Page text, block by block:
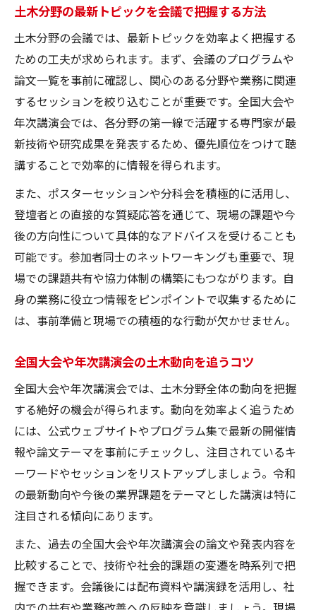
秘訣
過去の土木全国大会論文から学ぶ発表戦略
土木会議で評価される論文のポイント整理
土木分野の論文発表準備で注意すべき点
会議室活用で土木論文ディスカッションを
深める
土木分野の全国大会参加がもたらす価値
土木全国大会参加が研究と実務に与える効
土木学会の会員特典が全国大会で活きる場
面
最新の土木技術を全国大会で体感する意義
土木会議参加で得られるネットワーク構築
術
最前線の土木技術が学べる会議とは
土木会議で学べる最先端技術の魅力を紹介
土木学会の年次講演会で得る最新技術情報
会議参加で土木分野の研究動向を把握する
由
土木学会委員会主催の技術セッションの活
土木分野の最新トピックを会議で把握する方法
土木分野の会議では、最新トピックを効率よく把握する
ための工夫が求められます。まず、会議のプログラムや
論文一覧を事前に確認し、関心のある分野や業務に関連
するセッションを絞り込むことが重要です。全国大会や
年次講演会では、各分野の第一線で活躍する専門家が最
新技術や研究成果を発表するため、優先順位をつけて聴
講することで効率的に情報を得られます。
また、ポスターセッションや分科会を積極的に活用し、
登壇者との直接的な質疑応答を通じて、現場の課題や今
後の方向性について具体的なアドバイスを受けることも
可能です。参加者同士のネットワーキングも重要で、現
場での課題共有や協力体制の構築にもつながります。自
身の業務に役立つ情報をピンポイントで収集するために
は、事前準備と現場での積極的な行動が欠かせません。
全国大会や年次講演会の土木動向を追うコツ
全国大会や年次講演会では、土木分野全体の動向を把握
する絶好の機会が得られます。動向を効率よく追うため
には、公式ウェブサイトやプログラム集で最新の開催情
報や論文テーマを事前にチェックし、注目されているキ
ーワードやセッションをリストアップしましょう。令和
の最新動向や今後の業界課題をテーマとした講演は特に
注目される傾向にあります。
また、過去の全国大会や年次講演会の論文や発表内容を
比較することで、技術や社会的課題の変遷を時系列で把
握できます。会議後には配布資料や講演録を活用し、社